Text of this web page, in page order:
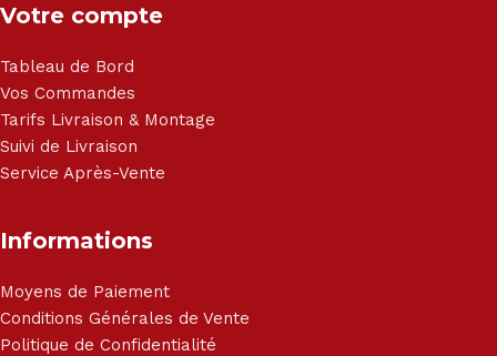
Votre compte
Tableau de Bord
Vos Commandes
Tarifs Livraison & Montage
Suivi de Livraison
Service Après-Vente
Informations
Moyens de Paiement
Conditions Générales de Vente
Politique de Confidentialité